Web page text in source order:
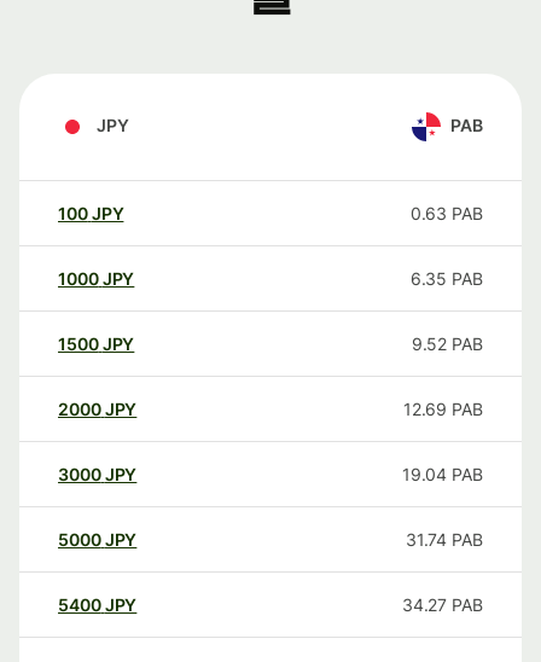
JPY PAB
100JPY 0.63 PAB
1000JPY 6.35 PAB
1500JPY 9.52 PAB
2000JPY 12.69 PAB
3000JPY 19.04 PAB
5000JPY 31.74 PAB
5400JPY 34.27 PAB